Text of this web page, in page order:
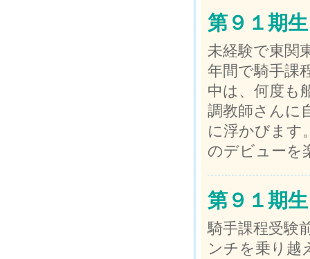
第９１期生
未経験で東関
年間で騎手課
中は、何度も
調教師さんに
に浮かびます
のデビューを
第９１期生
騎手課程受験
ンチを乗り越